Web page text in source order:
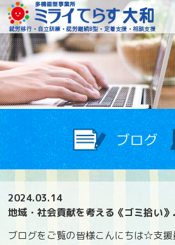
2024.03.14
地域・社会貢献を考える《ゴミ拾い》
ブログをご覧の皆様こんにちは☆支援